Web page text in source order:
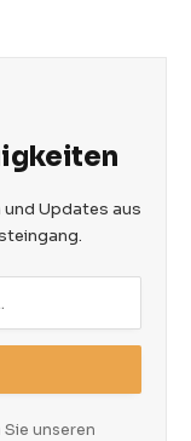
und Updates aus
unseren